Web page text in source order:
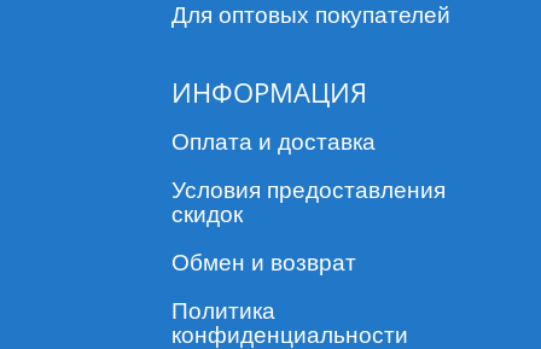
Для оптовых покупателей
ИНФОРМАЦИЯ
Оплата и доставка
Условия предоставления
скидок
Обмен и возврат
Политика
конфиденциальности